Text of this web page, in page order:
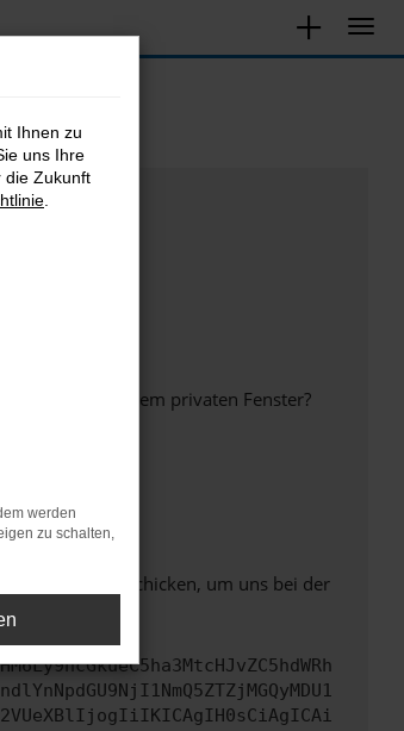
oder in einem privaten Fenster?
werden.
diesen Text schicken, um uns bei der
Ihnen zu
uns Ihre
die Zukunft
werden
zu schalten,